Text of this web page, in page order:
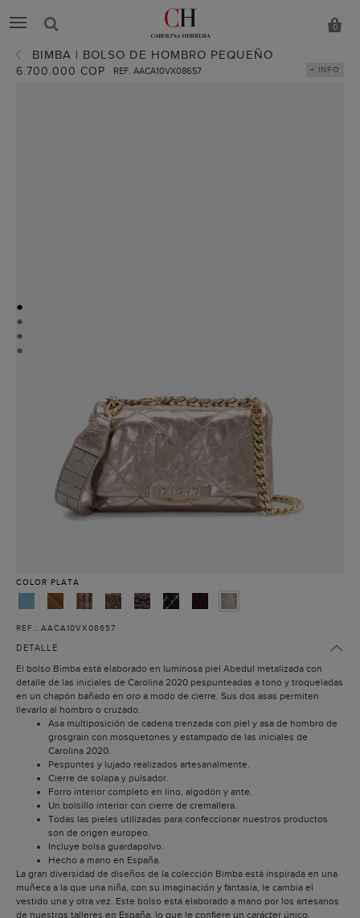
0
BIMBA | BOLSO DE HOMBRO PEQUEÑO
6.700.000 COP REF. AACA10VX08657 + INFO
●
●
●
●
COLOR PLATA
REF.: AACA10VX08657
DETALLE
El bolso Bimba está elaborado en luminosa piel Abedul metalizada con
detalle de las iniciales de Carolina 2020 pespunteadas a tono y troqueladas
en un chapón bañado en oro a modo de cierre. Sus dos asas permiten
llevarlo al hombro o cruzado.
Asa multiposición de cadena trenzada con piel y asa de hombro de
grosgrain con mosquetones y estampado de las iniciales de
Carolina 2020.
Pespuntes y lujado realizados artesanalmente.
Cierre de solapa y pulsador.
Forro interior completo en lino, algodón y ante.
Un bolsillo interior con cierre de cremallera.
Todas las pieles utilizadas para confeccionar nuestros productos
son de origen europeo.
Incluye bolsa guardapolvo.
Hecho a mano en España.
La gran diversidad de diseños de la colección Bimba está inspirada en una
muñeca a la que una niña, con su imaginación y fantasía, le cambia el
vestido una y otra vez. Este bolso está elaborado a mano por los artesanos
de nuestros talleres en España, lo que le confiere un carácter único.